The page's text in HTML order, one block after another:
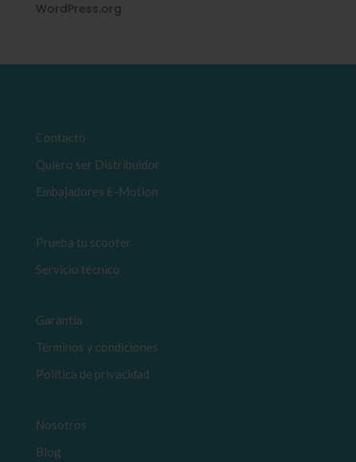
WordPress.org
Contacto
Quiero ser Distribuidor
Embajadores E-Motion
Prueba tu scooter
Servicio técnico
Garantía
Términos y condiciones
Política de privacidad
Nosotros
Blog